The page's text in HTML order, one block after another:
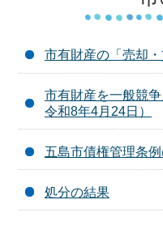
市有財産の「売却
市有財産を一般競
令和8年4月24日）
五島市債権管理条
処分の結果